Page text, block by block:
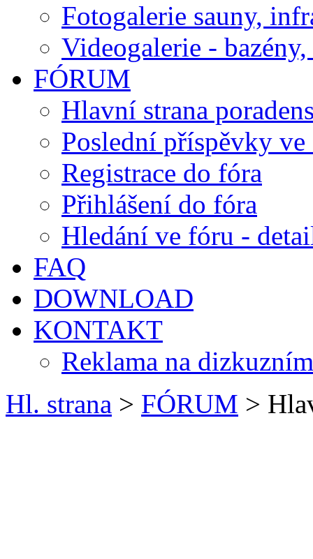
Fotogalerie sauny,
Videogalerie - bazény,
FÓRUM
Hlavní strana
Poslední příspěvky
Registrace do fóra
Přihlášení do fóra
Hledání ve fóru -
FAQ
DOWNLOAD
KONTAKT
Reklama na
Hl. strana > FÓRUM >